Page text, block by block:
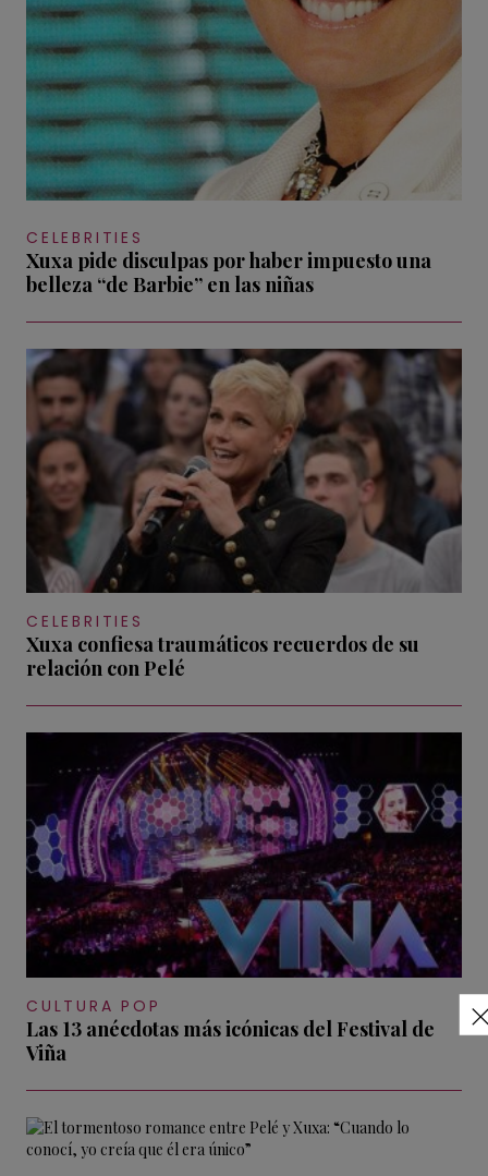
CELEBRITIES
Xuxa pide disculpas por haber impuesto una
belleza “de Barbie” en las niñas
CELEBRITIES
Xuxa confiesa traumáticos recuerdos de su
relación con Pelé
CULTURA POP
Las 13 anécdotas más icónicas del Festival de
Viña